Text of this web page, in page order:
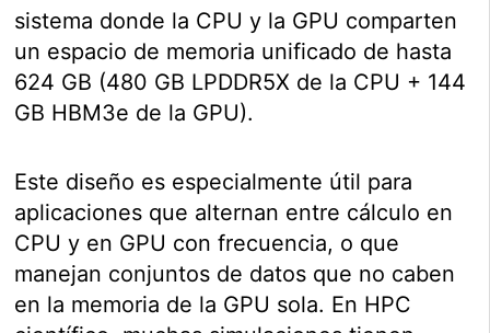
sistema donde la CPU y la GPU comparten
un espacio de memoria unificado de hasta
624 GB (480 GB LPDDR5X de la CPU + 144
GB HBM3e de la GPU).
Este diseño es especialmente útil para
aplicaciones que alternan entre cálculo en
CPU y en GPU con frecuencia, o que
manejan conjuntos de datos que no caben
en la memoria de la GPU sola. En HPC